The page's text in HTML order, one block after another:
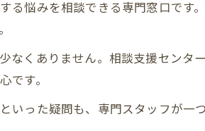
イント
ト体制
ポート
と活用例
悩みを相談できる専門窓口です
なくありません。相談支援センタ
です。
いった疑問も、専門スタッフが一